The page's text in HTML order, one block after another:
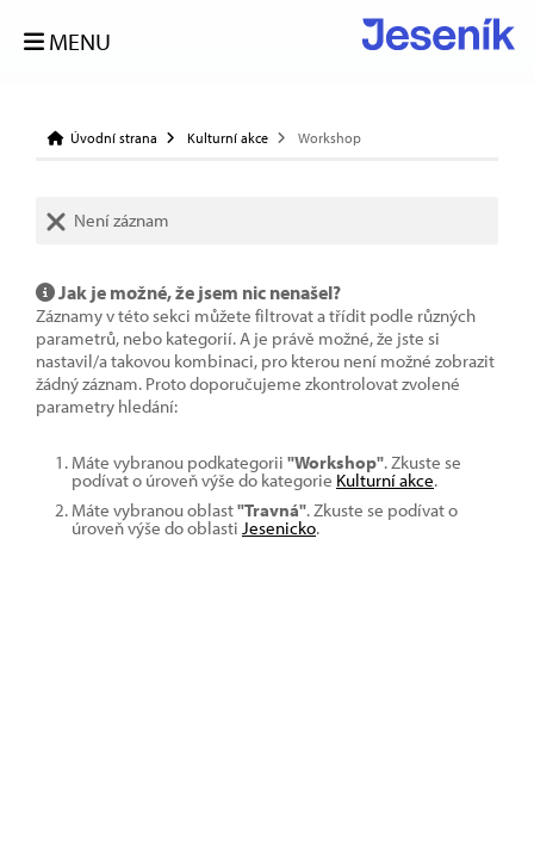
MENU
Úvodní strana Kulturní akce Workshop
Není záznam
Jak je možné, že jsem nic nenašel?
Záznamy v této sekci můžete filtrovat a třídit podle různých
parametrů, nebo kategorií. A je právě možné, že jste si
nastavil/a takovou kombinaci, pro kterou není možné zobrazit
žádný záznam. Proto doporučujeme zkontrolovat zvolené
parametry hledání:
Máte vybranou podkategorii "Workshop". Zkuste se
podívat o úroveň výše do kategorie Kulturní akce.
Máte vybranou oblast"Travná". Zkuste se podívat o
úroveň výše do oblasti Jesenicko.